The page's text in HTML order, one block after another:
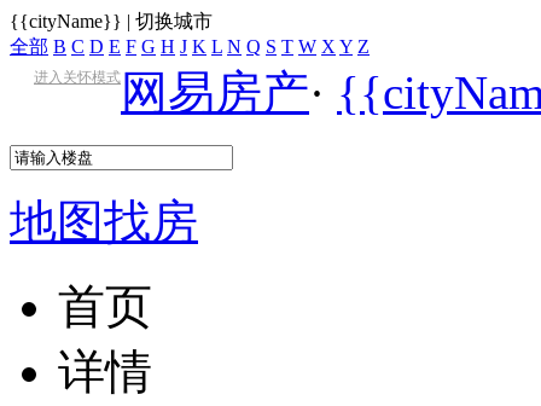
{{cityName}} | 切换城市
全部 B C D E F G H J K L N Q S T W X Y Z
进入关怀模式 网易房产·
地图找房
首页
详情